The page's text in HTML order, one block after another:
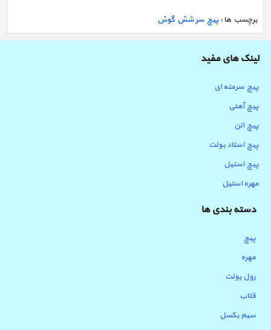
برچسب ها : پیچ سر شش گوش
لینک های مفید
پیچ سرمته ای
پیچ آهنی
پیچ الن
پیچ استاد بولت
پیچ استیل
مهره استیل
دسته بندی ها
پیچ
مهره
رول بولت
قلاب
سیم بکسل